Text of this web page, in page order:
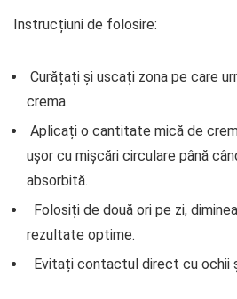
Instrucțiuni de folosire:
Curățați și uscați zona pe care
crema.
Aplicați o cantitate mică de
ușor cu mișcări circulare până
absorbită.
Folosiți de două ori pe zi,
rezultate optime.
Evitați contactul direct cu ochii